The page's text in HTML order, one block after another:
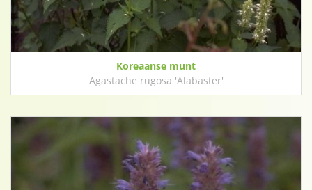
Koreaanse munt
Agastache rugosa 'Alabaster'